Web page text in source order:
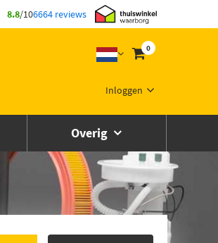
8.8/106664 reviews
0
Inloggen
Overig